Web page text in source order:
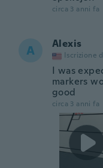
circa 3 anni fa
A Alexis
Iscrizione
I was
markers
good
circa 3 anni fa